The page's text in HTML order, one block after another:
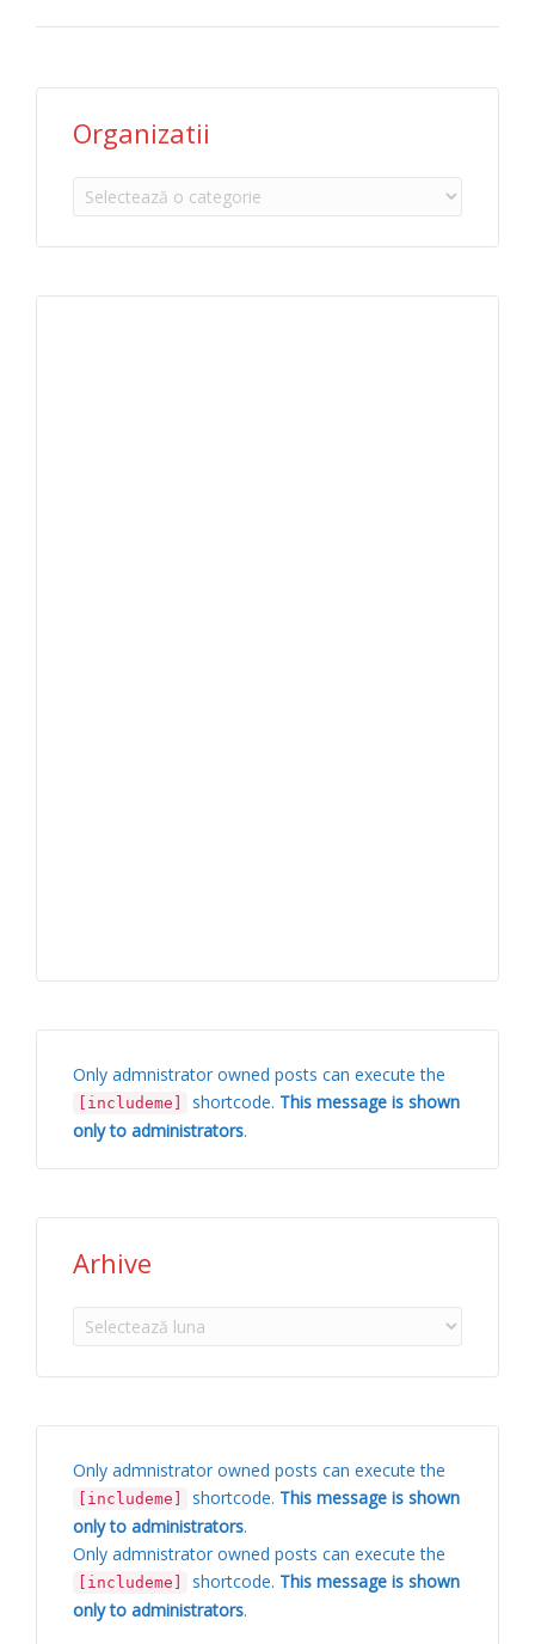
Organizatii
Organizatii
Only admnistrator owned posts can execute the
[includeme] shortcode. This message is shown
only to administrators.
Arhive
Arhive
Only admnistrator owned posts can execute the
[includeme] shortcode. This message is shown
only to administrators.
Only admnistrator owned posts can execute the
[includeme] shortcode. This message is shown
only to administrators.